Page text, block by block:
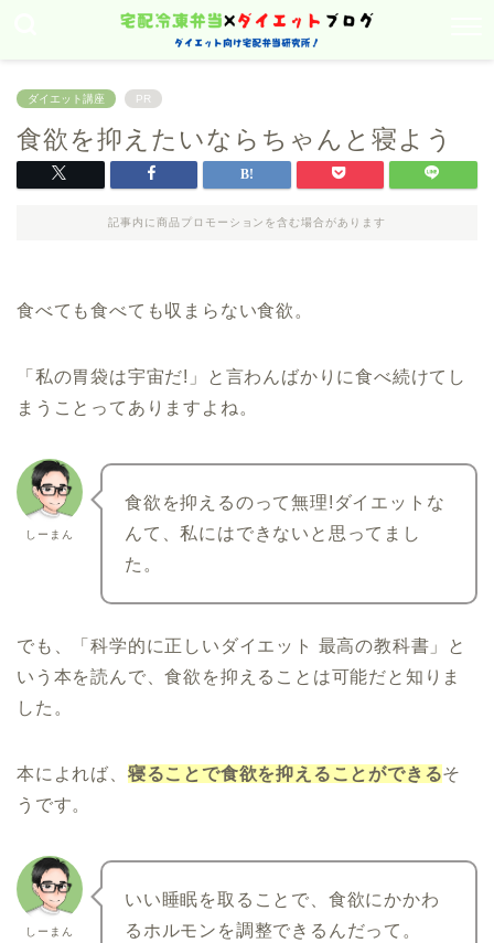
ダイエット講座 PR
食欲を抑えたいならちゃんと寝よう
記事内に商品プロモーションを含む場合があります
食べても食べても収まらない食欲。
「私の胃袋は宇宙だ!」と言わんばかりに食べ続けてし
まうことってありますよね。
しーまん
食欲を抑えるのって無理!ダイエットな
んて、私にはできないと思ってまし
た。
でも、「科学的に正しいダイエット 最高の教科書」と
いう本を読んで、食欲を抑えることは可能だと知りま
した。
本によれば、 寝ることで食欲を抑えることができるそ
うです。
しーまん
いい睡眠を取ることで、食欲にかかわ
るホルモンを調整できるんだって。